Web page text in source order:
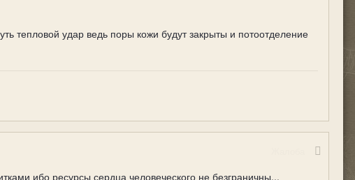
тепловой удар ведь поры кожи будут закрыты и потоотделение
ибо ресурсы сердца человеческого не безграничны...